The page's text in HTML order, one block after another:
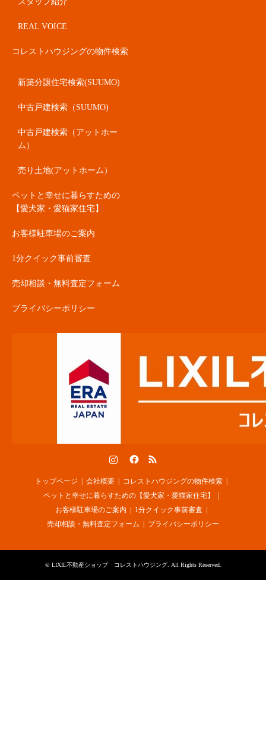
REAL VOICE
コレストハウジングの物件検索
新築分譲住宅検索(SUUMO)
中古戸建検索（SUUMO)
中古戸建検索（アットホー
ム）
売り土地(アットホーム）
ペットと幸せに暮らすための
【愛犬家・愛猫家住宅】
お客様駐車場のご案内
1分クイック事前審査
売却相談・無料査定フォーム
プライバシーポリシー
トップページ 会社概要
コレストハウジングの物件検索
ペットと幸せに暮らすための【愛犬家・愛猫家住宅】
お客様駐車場のご案内
1分クイック事前審査
売却相談・無料査定フォーム
プライバシーポリシー
© LIXIL不動産ショップ コレストハウジング. All Rights Reserved.